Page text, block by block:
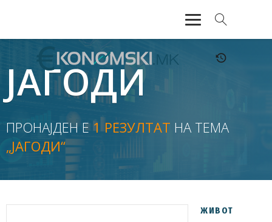
АКТУЕЛНО
ЕКОНОМИЈА
ФИНАНСИИ
БАНКАРСТВО
ЖИВОТ
ЈАГОДИ
ПРОНАЈДЕН Е1 РЕЗУЛТАТ НА ТЕМА
„ЈАГОДИ“
ЖИВОТ